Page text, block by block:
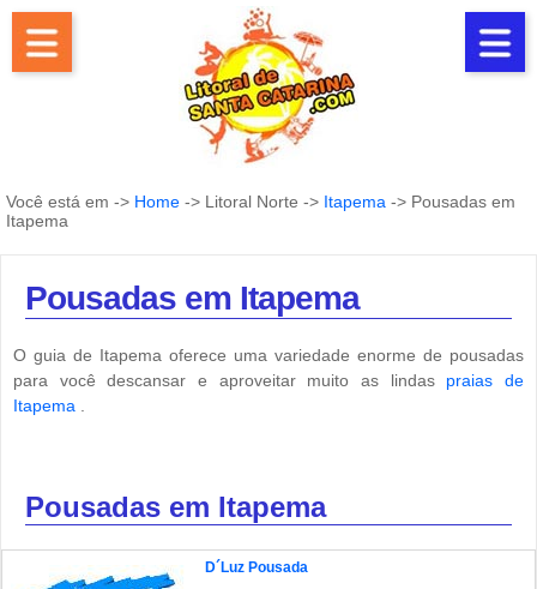
Você está em -> Home -> Litoral Norte -> Itapema -> Pousadas em
Itapema
Pousadas em Itapema
O guia de Itapema oferece uma variedade enorme de pousadas
para você descansar e aproveitar muito as lindas praias de
Itapema
Pousadas em Itapema
D´Luz Pousada